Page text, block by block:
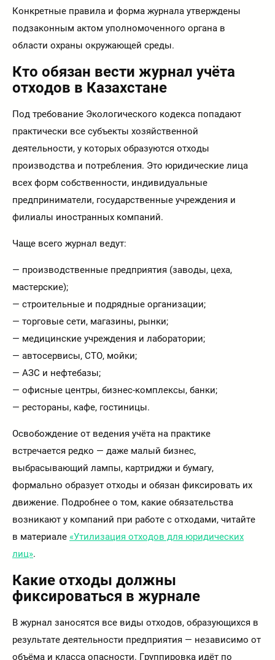
Конкретные правила и форма журнала утверждены
подзаконным актом уполномоченного органа в
области охраны окружающей среды.
Кто обязан вести журнал учёта
отходов в Казахстане
Под требование Экологического кодекса попадают
практически все субъекты хозяйственной
деятельности, у которых образуются отходы
производства и потребления. Это юридические лица
всех форм собственности, индивидуальные
предприниматели, государственные учреждения и
филиалы иностранных компаний.
Чаще всего журнал ведут:
— производственные предприятия (заводы, цеха,
мастерские);
— строительные и подрядные организации;
— торговые сети, магазины, рынки;
— медицинские учреждения и лаборатории;
— автосервисы, СТО, мойки;
— АЗС и нефтебазы;
— офисные центры, бизнес-комплексы, банки;
— рестораны, кафе, гостиницы.
Освобождение от ведения учёта на практике
встречается редко — даже малый бизнес,
выбрасывающий лампы, картриджи и бумагу,
формально образует отходы и обязан фиксировать их
движение. Подробнее о том, какие обязательства
возникают у компаний при работе с отходами, читайте
в материале «Утилизация отходов для юридических
лиц».
Какие отходы должны
фиксироваться в журнале
В журнал заносятся все виды отходов, образующихся в
результате деятельности предприятия — независимо от
объёма и класса опасности. Группировка идёт по